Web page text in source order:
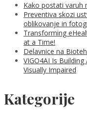
Kako postati varuh
Preventiva skozi
oblikovanje in
Transforming
at a Time!
Delavnice na
VIGO4AI Is
Visually Impaired
Kategorije